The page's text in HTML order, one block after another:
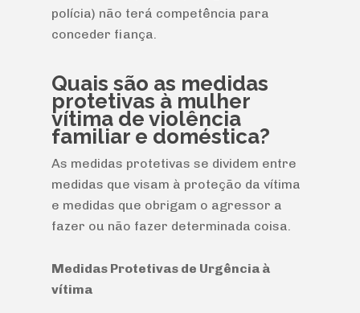
polícia) não terá competência para
conceder fiança.
Quais são as medidas
protetivas à mulher
vítima de violência
familiar e doméstica?
As medidas protetivas se dividem entre
medidas que visam à proteção da vítima
e medidas que obrigam o agressor a
fazer ou não fazer determinada coisa.
Medidas Protetivas de Urgência à
vítima